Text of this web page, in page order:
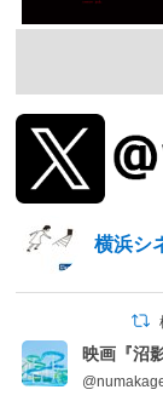
横浜シ
映画『沼